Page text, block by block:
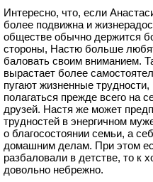
Интересно, что, если
более подвижна и
обществе обычно держится
стороны, Настю больше
баловать своим вниманием.
вырастает более
пугают жизненные
полагаться прежде всего на
друзей. Настя же может
трудностей в энергичном
о благосостоянии семьи, а
домашним делам. При этом
разбаловали в детстве, то к
довольно небрежно.